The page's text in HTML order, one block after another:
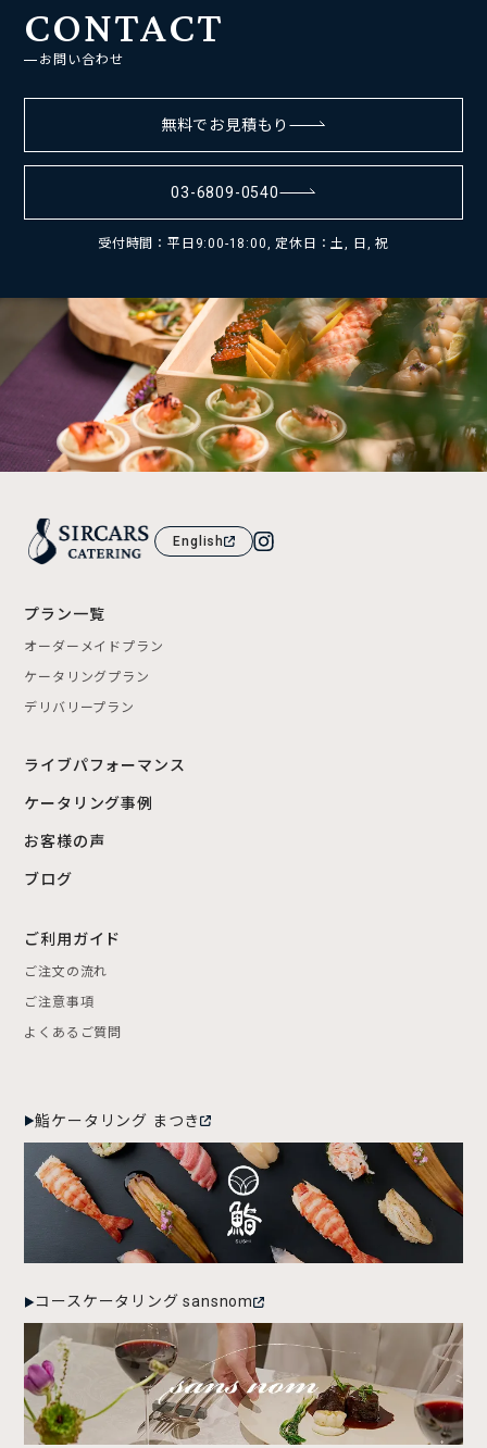
CONTACT
お問い合わせ
無料でお見積もり
03-6809-0540
受付時間：平日9:00-18:00, 定休日：土, 日, 祝
English
プラン一覧
オーダーメイドプラン
ケータリングプラン
デリバリープラン
ライブパフォーマンス
ケータリング事例
お客様の声
ブログ
ご利用ガイド
ご注文の流れ
ご注意事項
よくあるご質問
鮨ケータリング まつき
コースケータリング sansnom